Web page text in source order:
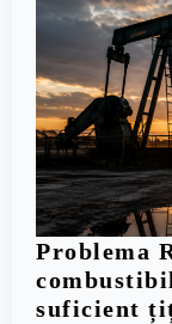
Problema
suficient